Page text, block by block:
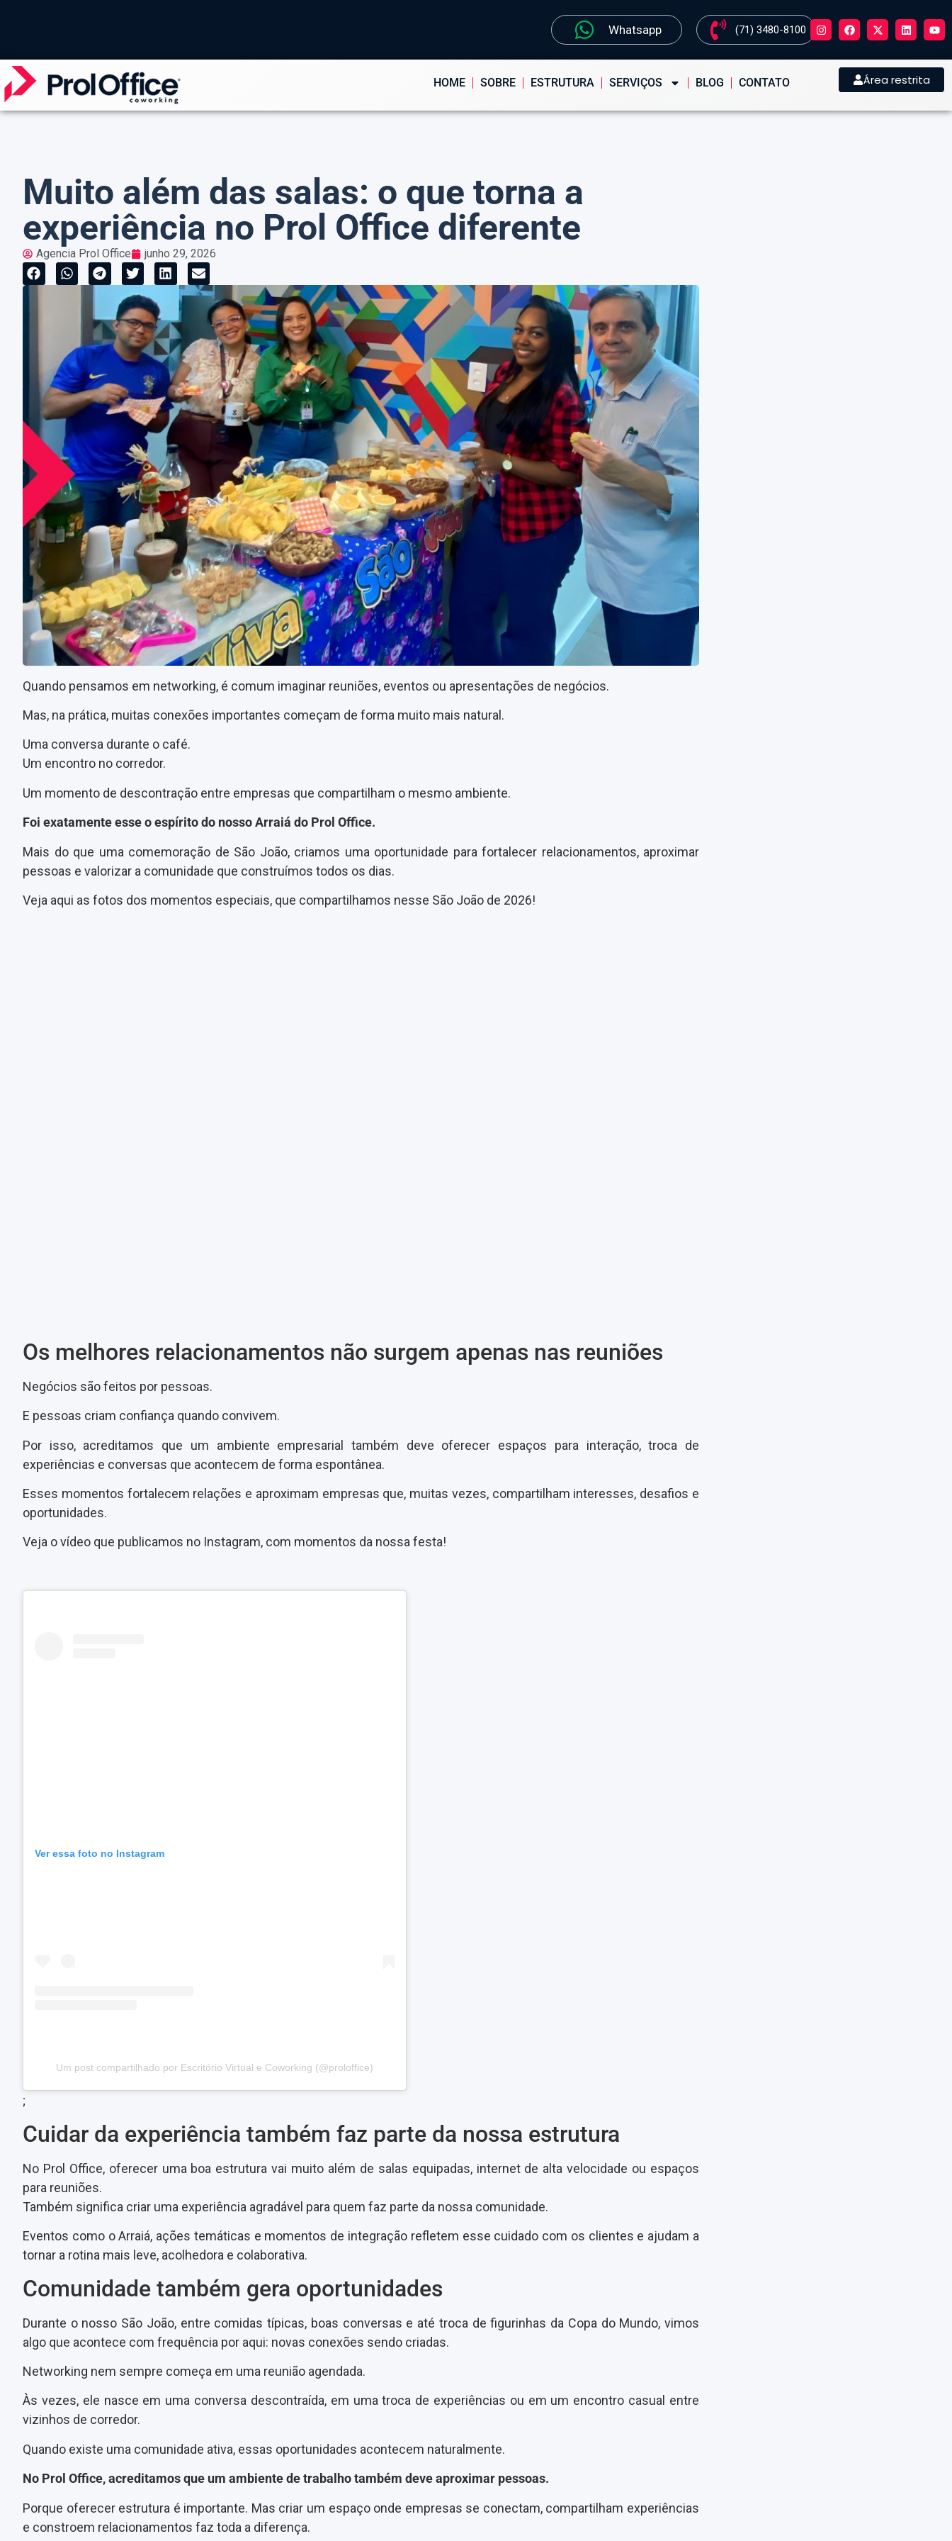
Whatsapp (71) 3480-8100
HOME SOBRE ESTRUTURA SERVIÇOS BLOG CONTATO Área restrita
Muito além das salas: o que torna a
experiência no Prol Office diferente
Agencia Prol Office junho 29, 2026
Quando pensamos em networking, é comum imaginar reuniões, eventos ou apresentações de negócios.
Mas, na prática, muitas conexões importantes começam de forma muito mais natural.
Uma conversa durante o café.
Um encontro no corredor.
Um momento de descontração entre empresas que compartilham o mesmo ambiente.
Foi exatamente esse o espírito do nosso Arraiá do Prol Office.
Mais do que uma comemoração de São João, criamos uma oportunidade para fortalecer relacionamentos, aproximar
pessoas e valorizar a comunidade que construímos todos os dias.
Veja aqui as fotos dos momentos especiais, que compartilhamos nesse São João de 2026!
Os melhores relacionamentos não surgem apenas nas reuniões
Negócios são feitos por pessoas.
E pessoas criam confiança quando convivem.
Por isso, acreditamos que um ambiente empresarial também deve oferecer espaços para interação, troca de
experiências e conversas que acontecem de forma espontânea.
Esses momentos fortalecem relações e aproximam empresas que, muitas vezes, compartilham interesses, desafios e
oportunidades.
Veja o vídeo que publicamos no Instagram, com momentos da nossa festa!
Ver essa foto no Instagram
Um post compartilhado por Escritório Virtual e Coworking (@proloffice)
;
Cuidar da experiência também faz parte da nossa estrutura
No Prol Office, oferecer uma boa estrutura vai muito além de salas equipadas, internet de alta velocidade ou espaços
para reuniões.
Também significa criar uma experiência agradável para quem faz parte da nossa comunidade.
Eventos como o Arraiá, ações temáticas e momentos de integração refletem esse cuidado com os clientes e ajudam a
tornar a rotina mais leve, acolhedora e colaborativa.
Comunidade também gera oportunidades
Durante o nosso São João, entre comidas típicas, boas conversas e até troca de figurinhas da Copa do Mundo, vimos
algo que acontece com frequência por aqui: novas conexões sendo criadas.
Networking nem sempre começa em uma reunião agendada.
Às vezes, ele nasce em uma conversa descontraída, em uma troca de experiências ou em um encontro casual entre
vizinhos de corredor.
Quando existe uma comunidade ativa, essas oportunidades acontecem naturalmente.
No Prol Office, acreditamos que um ambiente de trabalho também deve aproximar pessoas.
Porque oferecer estrutura é importante. Mas criar um espaço onde empresas se conectam, compartilham experiências
e constroem relacionamentos faz toda a diferença.